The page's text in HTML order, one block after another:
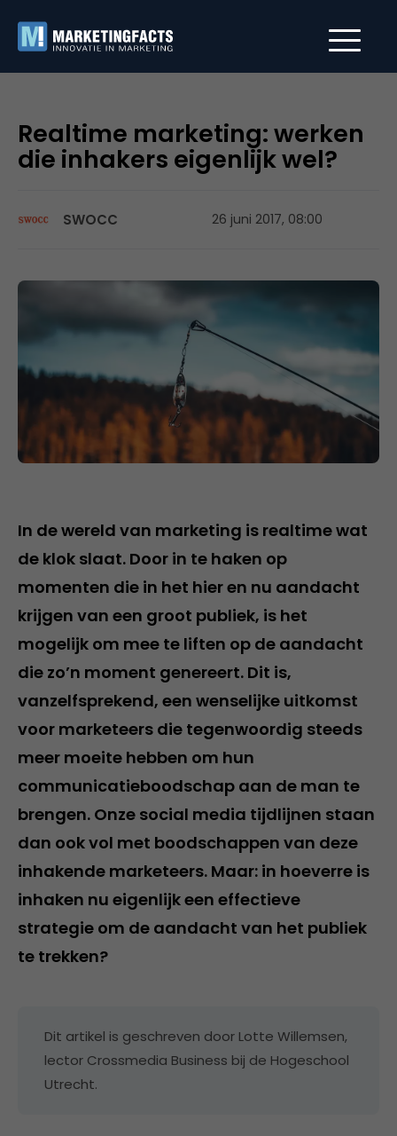
Realtime marketing: werken
die inhakers eigenlijk wel?
SWOCC 26 juni 2017, 08:00
In de wereld van marketing is realtime wat
de klok slaat. Door in te haken op
momenten die in het hier en nu aandacht
krijgen van een groot publiek, is het
mogelijk om mee te liften op de aandacht
die zo’n moment genereert. Dit is,
vanzelfsprekend, een wenselijke uitkomst
voor marketeers die tegenwoordig steeds
meer moeite hebben om hun
communicatieboodschap aan de man te
brengen. Onze social media tijdlijnen staan
dan ook vol met boodschappen van deze
inhakende marketeers. Maar: in hoeverre is
inhaken nu eigenlijk een effectieve
strategie om de aandacht van het publiek
te trekken?
Dit artikel is geschreven door Lotte Willemsen,
lector Crossmedia Business bij de Hogeschool
Utrecht.